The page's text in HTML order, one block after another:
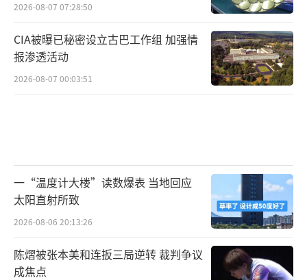
2026-08-07 07:28:50
CIA被曝已秘密设立古巴工作组 加强情
报渗透活动
2026-08-07 00:03:51
一“温度计大楼”读数爆表 当地回应
太阳直射所致
2026-08-06 20:13:26
陈熠被张本美和连扳三局逆转 裁判争议
成焦点